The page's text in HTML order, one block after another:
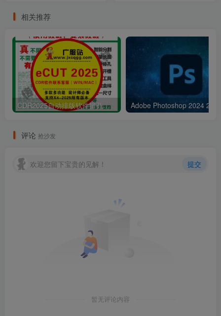
相关推荐
CDR2025自动排版软件排孔插件ecut省料LED冲孔字解决提示升级问题
评论 抢沙发
欢迎您留下宝贵的见解！ 提交
暂无评论内容